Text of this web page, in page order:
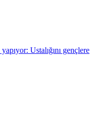
Ustalığını gençlere